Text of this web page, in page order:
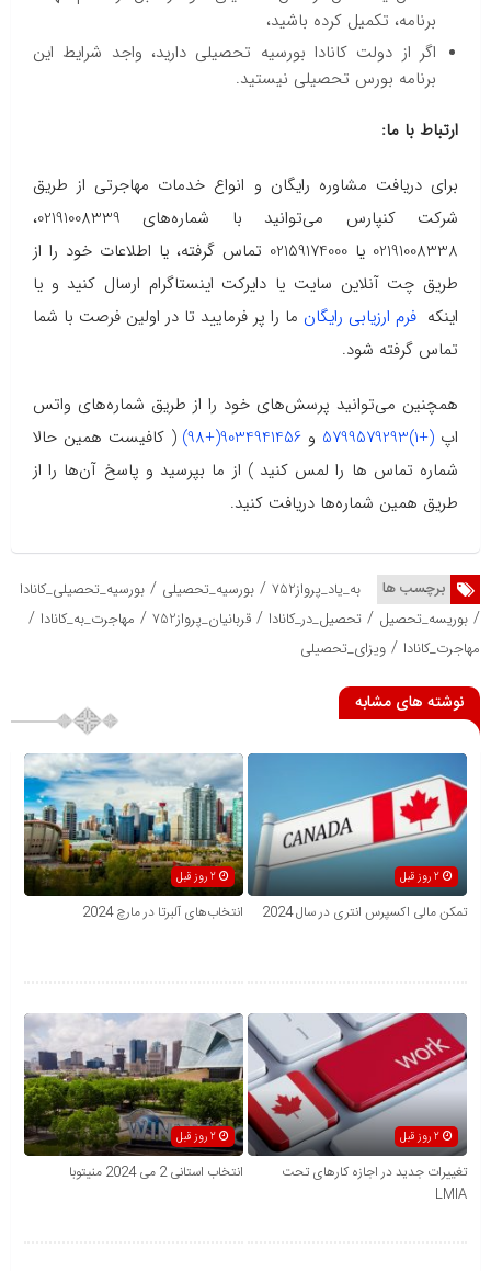
برنامه، تکمیل کرده باشید،
اگر از دولت کانادا بورسیه تحصیلی دارید، واجد شرایط این
برنامه بورس تحصیلی نیستید.
ارتباط با ما:
برای دریافت مشاوره رایگان و انواع خدمات مهاجرتی از طریق
شرکت کنپارس می‌توانید با شماره‌های 02191008339،
02191008338 یا 02159174000 تماس گرفته، یا اطلاعات خود را از
طریق چت آنلاین سایت یا دایرکت اینستاگرام ارسال کنید و یا
اینکه فرم ارزیابی رایگان ما را پر فرمایید تا در اولین فرصت با شما
تماس گرفته شود.
همچنین می‌توانید پرسش‌های خود را از طریق شماره‌های واتس
اپ (+1)5799579293 و 9034941456(+98)
( کافیست همین حالا
شماره تماس ها را لمس کنید ) از ما بپرسید و پاسخ آن‌ها را از
طریق همین شماره‌ها دریافت کنید.
برچسب ها به_یاد_پرواز752 / بورسیه_تحصیلی / بورسیه_تحصیلی_کانادا
/ بوریسه_تحصیل / تحصیل_در_کانادا / قربانیان_پرواز752 / مهاجرت_به_کانادا /
مهاجرت_کانادا / ویزای_تحصیلی
نوشته های مشابه
2 روز قبل
تمکن مالی اکسپرس انتری در سال 2024 انتخاب‌های آلبرتا در مارچ 2024
2 روز قبل
تغییرات جدید در اجازه کارهای تحت
LMIA
انتخاب استانی 2 می 2024 منیتوبا